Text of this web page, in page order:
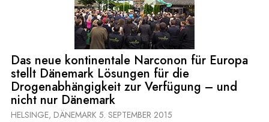
Das neue kontinentale Narconon für Europa
stellt Dänemark Lösungen für die
Drogenabhängigkeit zur Verfügung – und
nicht nur Dänemark
HELSINGE, DÄNEMARK 5. SEPTEMBER 2015